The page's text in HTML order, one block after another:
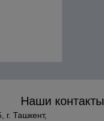
Наши контакты
г. Ташкент,